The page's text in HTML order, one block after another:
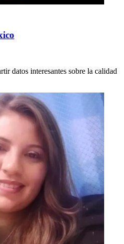
datos interesantes sobre la calidad